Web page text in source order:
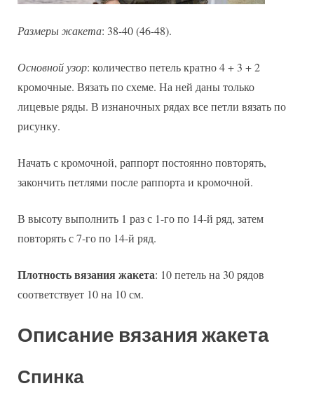
Размеры жакета: 38-40 (46-48).
Основной узор: количество петель кратно 4 + 3 + 2
кромочные. Вязать по схеме. На ней даны только
лицевые ряды. В изнаночных рядах все петли вязать по
рисунку.
Начать с кромочной, раппорт постоянно повторять,
закончить петлями после раппорта и кромочной.
В высоту выполнить 1 раз с 1-го по 14-й ряд, затем
повторять с 7-го по 14-й ряд.
Плотность вязания жакета: 10 петель на 30 рядов
соответствует 10 на 10 см.
Описание вязания жакета
Спинка